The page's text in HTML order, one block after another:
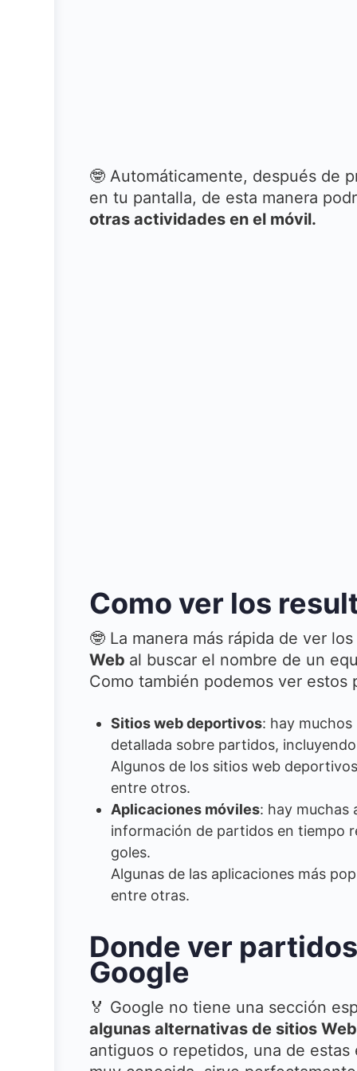
🤓 Automáticamente, después de
en tu pantalla, de esta manera
otras actividades en el móvil.
Como ver los
🤓 La manera más rápida de ver
Web al buscar el nombre de un
Como también podemos ver estos
Sitios web deportivos: hay
detallada sobre partidos,
Algunos de los sitios web
entre otros.
Aplicaciones móviles: hay muchas
información de partidos en tiempo
goles.
Algunas de las aplicaciones más
entre otras.
Donde ver
Google
🏅 Google no tiene una sección
algunas alternativas de sitios Web
antiguos o repetidos, una de estas